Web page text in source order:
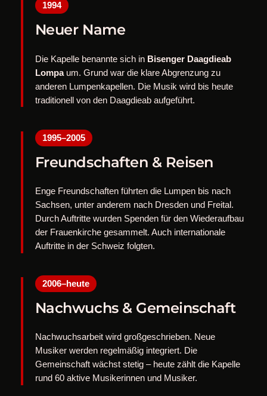
1994
Neuer Name
Die Kapelle benannte sich in Bisenger Daagdieab
Lompaum. Grund war die klare Abgrenzung zu
anderen Lumpenkapellen. Die Musik wird bis heute
traditionell von den Daagdieab aufgeführt.
1995–2005
Freundschaften & Reisen
Enge Freundschaften führten die Lumpen bis nach
Sachsen, unter anderem nach Dresden und Freital.
Durch Auftritte wurden Spenden für den Wiederaufbau
der Frauenkirche gesammelt. Auch internationale
Auftritte in der Schweiz folgten.
2006–heute
Nachwuchs & Gemeinschaft
Nachwuchsarbeit wird großgeschrieben. Neue
Musiker werden regelmäßig integriert. Die
Gemeinschaft wächst stetig – heute zählt die Kapelle
rund 60 aktive Musikerinnen und Musiker.